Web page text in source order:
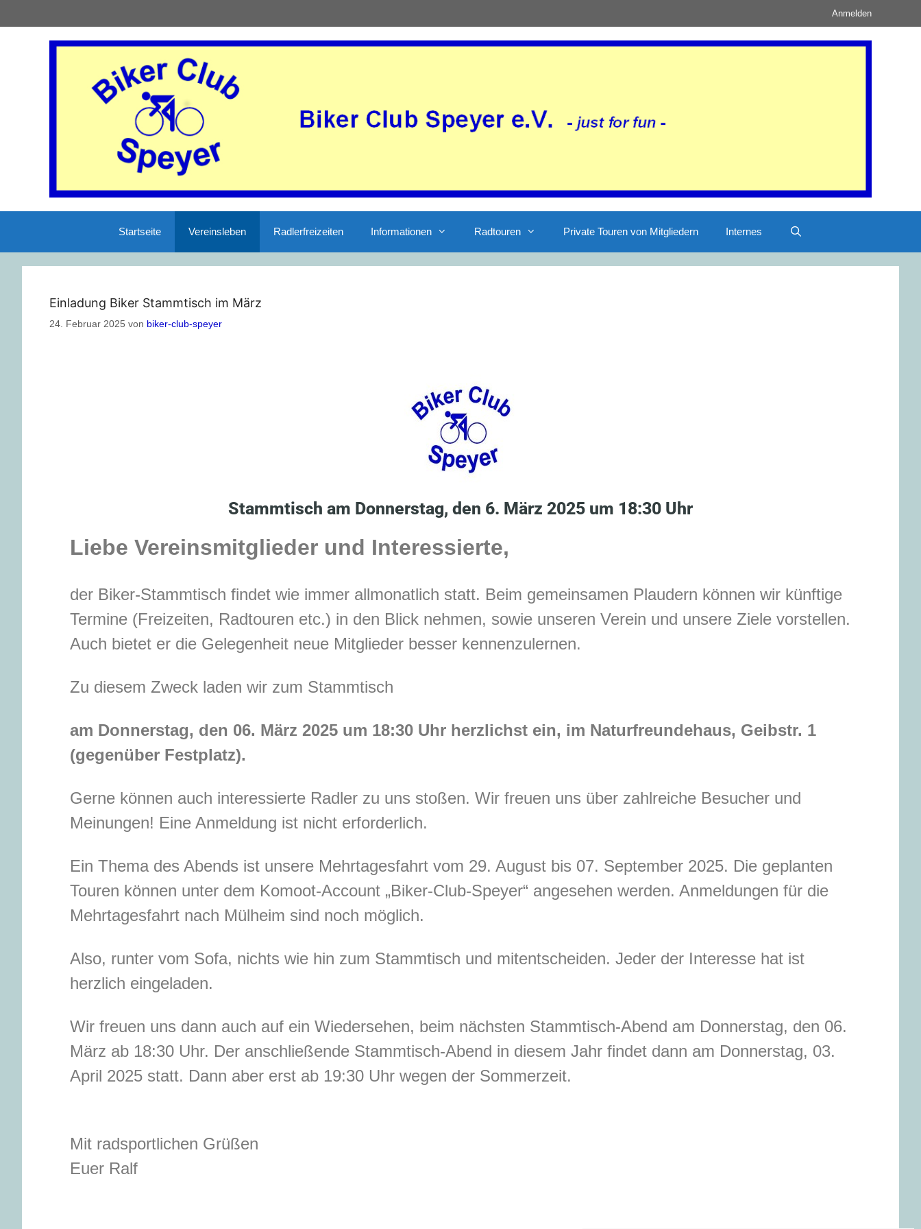
Anmelden
Startseite Vereinsleben Radlerfreizeiten Informationen Radtouren Private Touren von Mitgliedern Internes
Einladung Biker Stammtisch im März
24. Februar 2025 von biker-club-speyer
Stammtisch am Donnerstag, den 6. März 2025 um 18:30 Uhr
Liebe Vereinsmitglieder und Interessierte,
der Biker-Stammtisch findet wie immer allmonatlich statt. Beim gemeinsamen Plaudern können wir künftige
Termine (Freizeiten, Radtouren etc.) in den Blick nehmen, sowie unseren Verein und unsere Ziele vorstellen.
Auch bietet er die Gelegenheit neue Mitglieder besser kennenzulernen.
Zu diesem Zweck laden wir zum Stammtisch
am Donnerstag, den 06. März 2025 um 18:30 Uhr herzlichst ein, im Naturfreundehaus, Geibstr. 1
(gegenüber Festplatz).
Gerne können auch interessierte Radler zu uns stoßen. Wir freuen uns über zahlreiche Besucher und
Meinungen! Eine Anmeldung ist nicht erforderlich.
Ein Thema des Abends ist unsere Mehrtagesfahrt vom 29. August bis 07. September 2025. Die geplanten
Touren können unter dem Komoot-Account „Biker-Club-Speyer“ angesehen werden. Anmeldungen für die
Mehrtagesfahrt nach Mülheim sind noch möglich.
Also, runter vom Sofa, nichts wie hin zum Stammtisch und mitentscheiden. Jeder der Interesse hat ist
herzlich eingeladen.
Wir freuen uns dann auch auf ein Wiedersehen, beim nächsten Stammtisch-Abend am Donnerstag, den 06.
März ab 18:30 Uhr. Der anschließende Stammtisch-Abend in diesem Jahr findet dann am Donnerstag, 03.
April 2025 statt. Dann aber erst ab 19:30 Uhr wegen der Sommerzeit.
Mit radsportlichen Grüßen
Euer Ralf